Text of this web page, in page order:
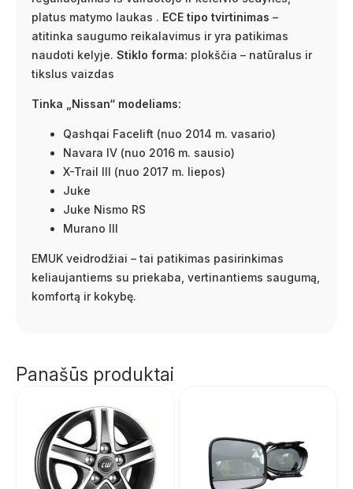
platus matymo laukas . ECE tipo tvirtinimas –
atitinka saugumo reikalavimus ir yra patikimas
naudoti kelyje. Stiklo forma: plokščia – natūralus ir
tikslus vaizdas
Tinka „Nissan“ modeliams:
Qashqai Facelift (nuo 2014 m. vasario)
Navara IV (nuo 2016 m. sausio)
X-Trail III (nuo 2017 m. liepos)
Juke
Juke Nismo RS
Murano III
EMUK veidrodžiai – tai patikimas pasirinkimas
keliaujantiems su priekaba, vertinantiems saugumą,
komfortą ir kokybę.
Panašūs produktai